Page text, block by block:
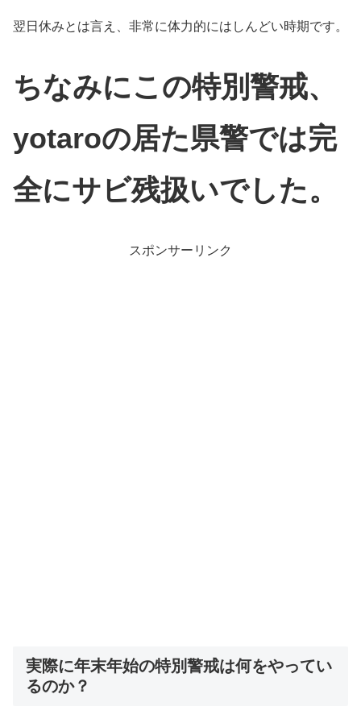
翌日休みとは言え、非常に体力的にはしんどい時期です。
ちなみにこの特別警戒、
yotaroの居た県警では完
全にサビ残扱いでした。
スポンサーリンク
実際に年末年始の特別警戒は何をやってい
るのか？